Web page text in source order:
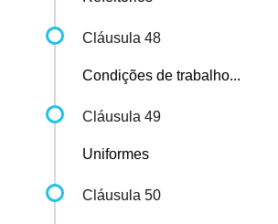
Cláusula 48
Condições de trabalho...
Cláusula 49
Uniformes
Cláusula 50